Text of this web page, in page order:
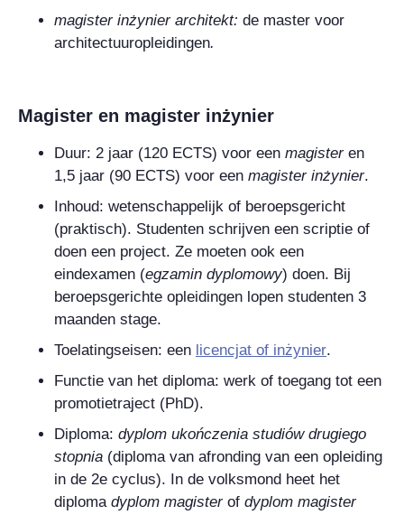
magister inżynier architekt: de master voor
architectuuropleidingen.
Magister en magister inżynier
Duur: 2 jaar (120 ECTS) voor een magister en
1,5 jaar (90 ECTS) voor een magister inżynier.
Inhoud: wetenschappelijk of beroepsgericht
(praktisch). Studenten schrijven een scriptie of
doen een project. Ze moeten ook een
eindexamen (egzamin dyplomowy) doen. Bij
beroepsgerichte opleidingen lopen studenten 3
maanden stage.
Toelatingseisen: een licencjat of inżynier.
Functie van het diploma: werk of toegang tot een
promotietraject (PhD).
Diploma: dyplom ukończenia studiów drugiego
stopnia (diploma van afronding van een opleiding
in de 2e cyclus). In de volksmond heet het
diploma dyplom magisterof dyplom magister